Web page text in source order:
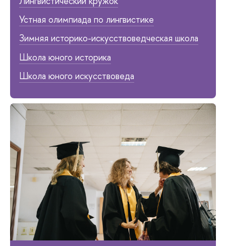
Устная олимпиада по лингвистике
Зимняя историко-искусствоведческая школа
Школа юного историка
Школа юного искусствоведа